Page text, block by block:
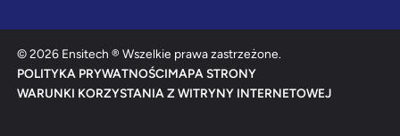
© 2026 Ensitech ® Wszelkie prawa zastrzeżone.
POLITYKA PRYWATNOŚCIMAPA STRONY
WARUNKI KORZYSTANIA Z WITRYNY INTERNETOWEJ